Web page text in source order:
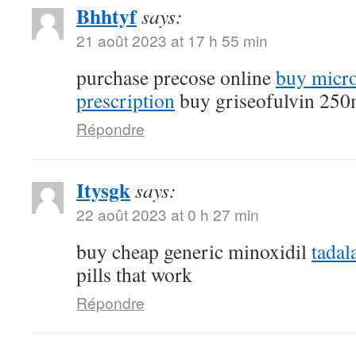
Bhhtyfsays:
21 août 2023 at 17 h 55 min
purchase precose onlinebuy
prescriptionbuy griseofulvin
Répondre
Itysgksays:
22 août 2023 at 0 h 27 min
buy cheap generic minoxidil
pills that work
Répondre